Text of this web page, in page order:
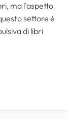
ma l'aspetto
settore è
di libri